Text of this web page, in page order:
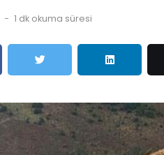
- 1 dk okuma süresi